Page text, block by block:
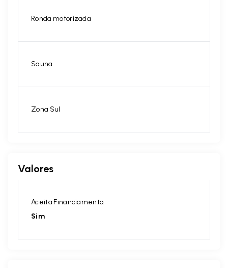
Ronda motorizada
Sauna
Zona Sul
Valores
Aceita Financiamento:
Sim